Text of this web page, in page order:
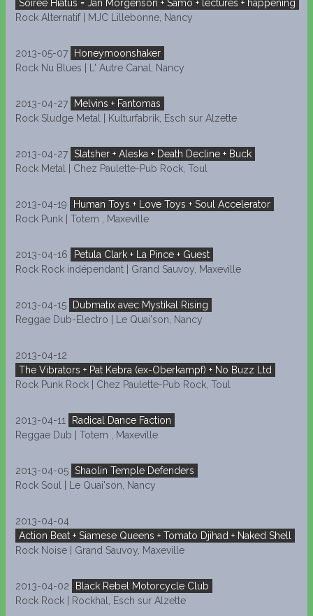
Soirée Hiatus = Jan Mörgenson + Samo + lectures + happening
Rock Alternatif | MJC Lillebonne, Nancy
2013-05-07
Honeymoonshaker
Rock Nu Blues | L' Autre Canal, Nancy
2013-04-27
Melvins + Fantomas
Rock Sludge Metal | Kulturfabrik, Esch sur Alzette
2013-04-27 Slatsher + Aleska + Death Decline + Buck
Rock Metal | Chez Paulette-Pub Rock, Toul
2013-04-19
Human Toys + Love Toys + Soul Accelerator
Rock Punk | Totem , Maxeville
2013-04-16
Petula Clark + La Pince + Guest
Rock Rock indépendant | Grand Sauvoy, Maxeville
2013-04-15
Dubmatix avec Mystikal Rising
Reggae Dub-Electro | Le Quai'son, Nancy
2013-04-12
The Vibrators + Pat Kebra (ex-Oberkampf) + No Buzz Ltd
Rock Punk Rock | Chez Paulette-Pub Rock, Toul
2013-04-11
Radical Dance Faction
Reggae Dub | Totem , Maxeville
2013-04-05 Shaolin Temple Defenders
Rock Soul | Le Quai'son, Nancy
2013-04-04
Action Beat + Siamese Queens + Tomato Djihad + Naked Shell
Rock Noise | Grand Sauvoy, Maxeville
2013-04-02
Black Rebel Motorcycle Club
Rock Rock | Rockhal, Esch sur Alzette